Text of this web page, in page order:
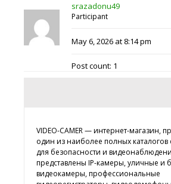
srazadonu49
Participant
May 6, 2026 at 8:14 pm
Post count: 1
VIDEO-CAMER — интернет-магазин,
один из наиболее полных
для безопасности и
представлены IP-камеры, уличные и
видеокамеры, профессиональные